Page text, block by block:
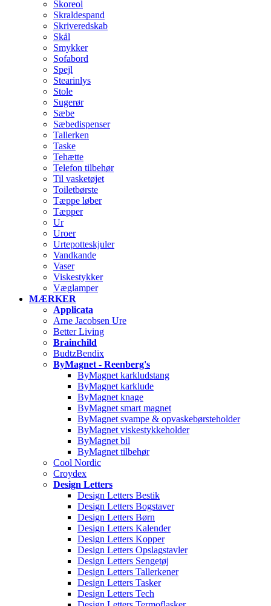
Skoreol
Skraldespand
Skriveredskab
Skål
Smykker
Sofabord
Spejl
Stearinlys
Stole
Sugerør
Sæbe
Sæbedispenser
Tallerken
Taske
Tehætte
Telefon tilbehør
Til vasketøjet
Toiletbørste
Tæppe løber
Tæpper
Ur
Uroer
Urtepotteskjuler
Vandkande
Vaser
Viskestykker
Væglamper
MÆRKER
Applicata
Arne Jacobsen Ure
Better Living
Brainchild
BudtzBendix
ByMagnet - Reenberg's
ByMagnet karkludstang
ByMagnet karklude
ByMagnet knage
ByMagnet smart magnet
ByMagnet svampe & opvaskebørsteholder
ByMagnet viskestykkeholder
ByMagnet bil
ByMagnet tilbehør
Cool Nordic
Croydex
Design Letters
Design Letters Bestik
Design Letters Bogstaver
Design Letters Børn
Design Letters Kalender
Design Letters Kopper
Design Letters Opslagstavler
Design Letters Sengetøj
Design Letters Tallerkener
Design Letters Tasker
Design Letters Tech